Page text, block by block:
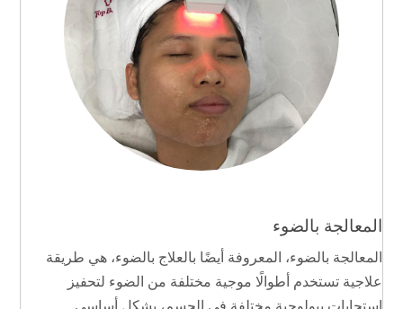
المعالجة بالضوء
المعالجة بالضوء، المعروفة أيضًا بالعلاج بالضوء، هي طريقة
علاجية تستخدم أطوالًا موجية مختلفة من الضوء لتحفيز